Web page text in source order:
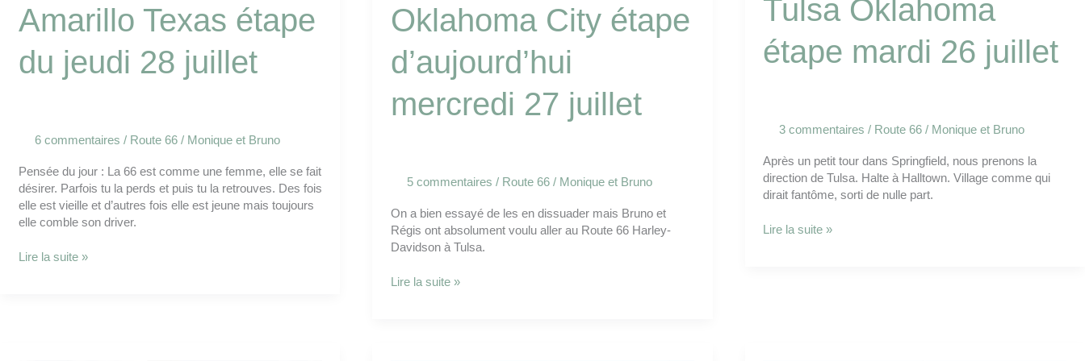
Amarillo Texas étape
du jeudi 28 juillet
6 commentaires / Route 66/ Monique et Bruno
Pensée du jour : La 66 est comme une femme, elle se fait
désirer. Parfois tu la perds et puis tu la retrouves. Des fois
elle est vieille et d’autres fois elle est jeune mais toujours
elle comble son driver.
Lire la suite »
Oklahoma City étape
d’aujourd’hui
mercredi 27 juillet
5 commentaires / Route 66/ Monique et Bruno
On a bien essayé de les en dissuader mais Bruno et
Régis ont absolument voulu aller au Route 66 Harley-
Davidson à Tulsa.
Lire la suite »
Tulsa Oklahoma
étape mardi 26 juillet
3 commentaires / Route 66 / Monique et Bruno
Après un petit tour dans Springfield, nous prenons la
direction de Tulsa. Halte à Halltown. Village comme qui
dirait fantôme, sorti de nulle part.
Lire la suite »